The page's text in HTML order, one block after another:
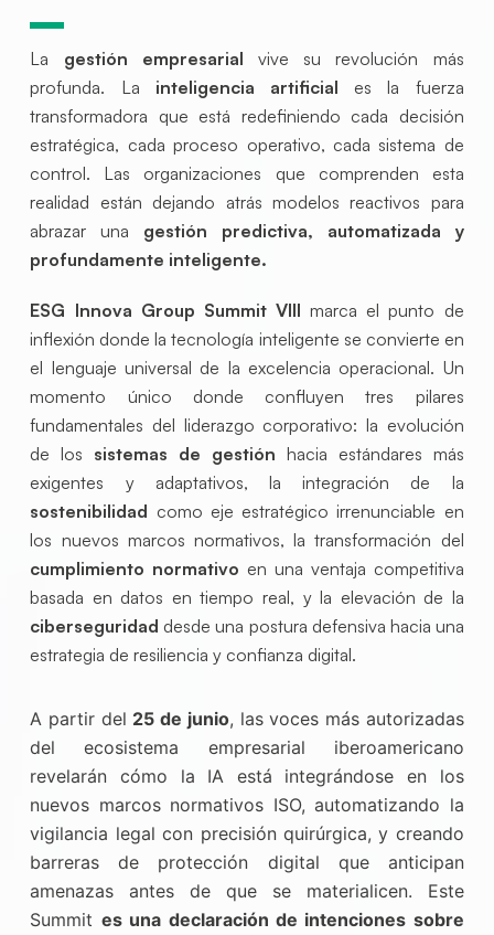
La gestión empresarial vive su revolución más
profunda. La inteligencia artificial es la fuerza
transformadora que está redefiniendo cada decisión
estratégica, cada proceso operativo, cada sistema de
control. Las organizaciones que comprenden esta
realidad están dejando atrás modelos reactivos para
abrazar una gestión predictiva, automatizada y
profundamente inteligente.
ESG Innova Group Summit VIII marca el punto de
inflexión donde la tecnología inteligente se convierte en
el lenguaje universal de la excelencia operacional. Un
momento único donde confluyen tres pilares
fundamentales del liderazgo corporativo: la evolución
de los sistemas de gestión hacia estándares más
exigentes y adaptativos, la integración de la
sostenibilidad como eje estratégico irrenunciable en
los nuevos marcos normativos, la transformación del
cumplimiento normativo en una ventaja competitiva
basada en datos en tiempo real, y la elevación de la
ciberseguridad desde una postura defensiva hacia una
estrategia de resiliencia y confianza digital.
A partir del 25 de junio, las voces más autorizadas
del ecosistema empresarial iberoamericano
revelarán cómo la IA está integrándose en los
nuevos marcos normativos ISO, automatizando la
vigilancia legal con precisión quirúrgica, y creando
barreras de protección digital que anticipan
amenazas antes de que se materialicen. Este
Summit es una declaración de intenciones sobre